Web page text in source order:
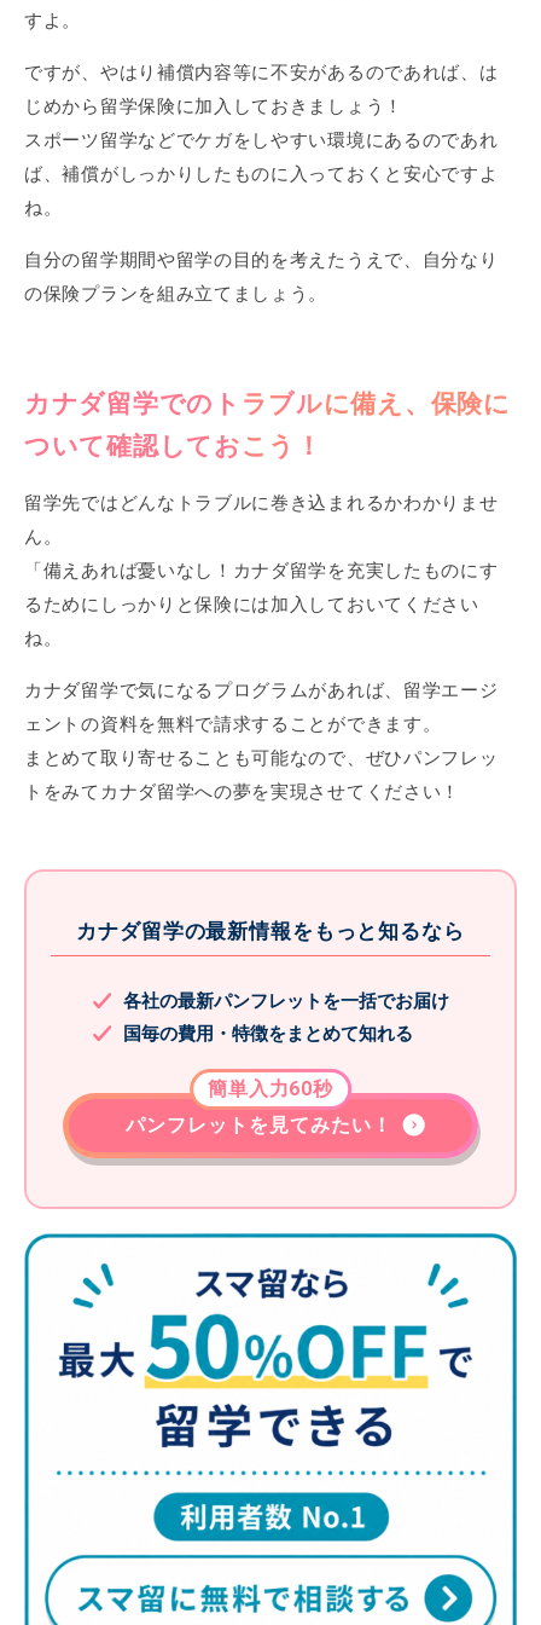
すよ。
ですが、やはり補償内容等に不安があるのであれば、は
じめから留学保険に加入しておきましょう！
スポーツ留学などでケガをしやすい環境にあるのであれ
ば、補償がしっかりしたものに入っておくと安心ですよ
ね。
自分の留学期間や留学の目的を考えたうえで、自分なり
の保険プランを組み立てましょう。
カナダ留学でのトラブルに備え、保険に
ついて確認しておこう！
留学先ではどんなトラブルに巻き込まれるかわかりませ
ん。
「備えあれば憂いなし！カナダ留学を充実したものにす
るためにしっかりと保険には加入しておいてください
ね。
カナダ留学で気になるプログラムがあれば、留学エージ
ェントの資料を無料で請求することができます。
まとめて取り寄せることも可能なので、ぜひパンフレッ
トをみてカナダ留学への夢を実現させてください！
カナダ留学の最新情報をもっと知るなら
各社の最新パンフレットを一括でお届け
国毎の費用・特徴をまとめて知れる
パンフレットを見てみたい！
簡単入力60秒